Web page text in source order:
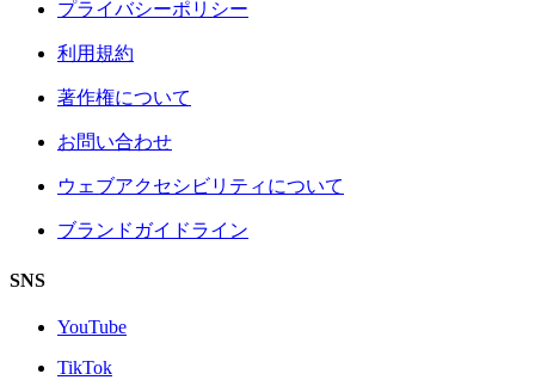
プライバシーポリシー
利用規約
著作権について
お問い合わせ
ウェブアクセシビリティについて
ブランドガイドライン
SNS
YouTube
TikTok